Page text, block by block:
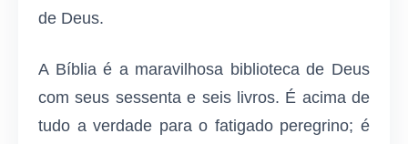
de Deus.
A Bíblia é a maravilhosa biblioteca de Deus
com seus sessenta e seis livros. É acima de
tudo a verdade para o fatigado peregrino; é